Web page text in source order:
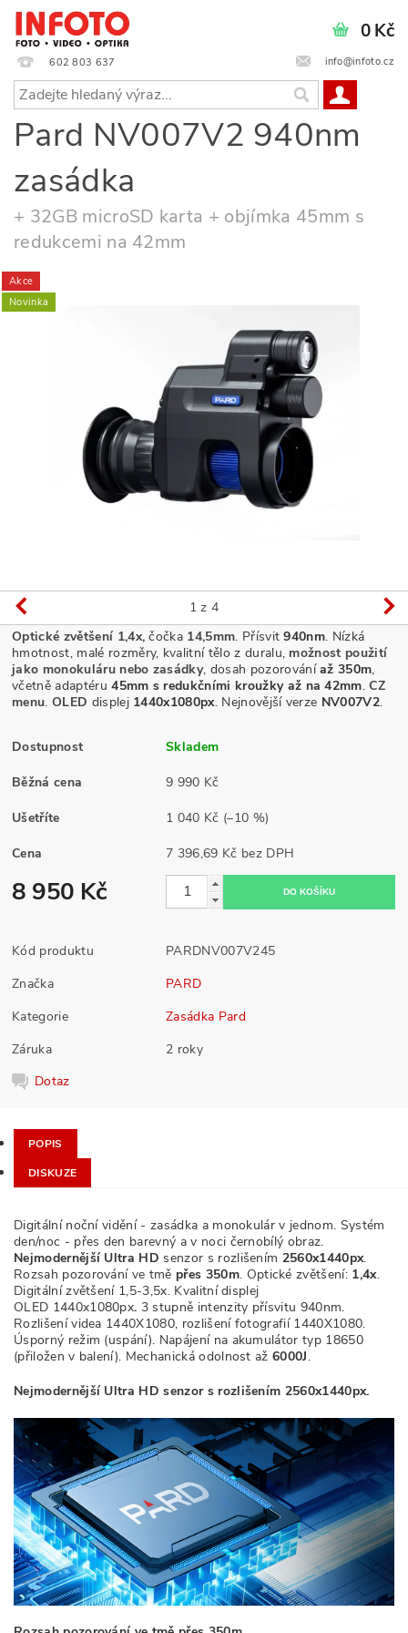
602 803 637 info@infoto.cz
0 Kč
Pard NV007V2 940nm
zasádka
+ 32GB microSD karta + objímka 45mm s
redukcemi na 42mm
Akce
Novinka
1 z 4
Optické zvětšení 1,4x, čočka 14,5mm. Přísvit940nm. Nízká
hmotnost, malé rozměry, kvalitní tělo z duralu, možnost použití
jako monokuláru nebo zasádky, dosah pozorováníaž 350m,
včetně adaptéru45mm s redukčními kroužky až na 42mm.CZ
menu.OLED displej 1440x1080px. Nejnovější verze NV007V2.
Dostupnost Skladem
Běžná cena 9 990 Kč
Ušetříte 1 040 Kč (–10 %)
Cena 7 396,69 Kč bez DPH
8 950 Kč
Kód produktu
PARDNV007V245
Značka
PARD
Kategorie
Zasádka Pard
Záruka
2 roky
Dotaz
POPIS
DISKUZE
Digitální noční vidění - zasádka a monokulár v jednom. Systém
den/noc - přes den barevný a v noci černobílý obraz.
Nejmodernější Ultra HD senzor s rozlišením 2560x1440px.
Rozsah pozorování ve tmě přes 350m. Optické zvětšení: 1,4x.
Digitální zvětšení 1,5-3,5x. Kvalitní displej
OLED 1440x1080px. 3 stupně intenzity přísvitu 940nm.
Rozlišení videa 1440X1080, rozlišení fotografií 1440X1080.
Úsporný režim (uspání). Napájení na akumulátor typ 18650
(přiložen v balení). Mechanická odolnost až6000J.
Nejmodernější Ultra HD senzor s rozlišením 2560x1440px.